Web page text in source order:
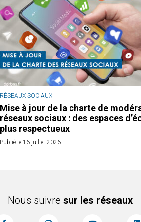
RÉSEAUX SOCIAUX
Mise à jour de la charte de
réseaux sociaux : des espaces
plus respectueux
Publié le 16 juillet 2026
Nous suivresur les réseaux